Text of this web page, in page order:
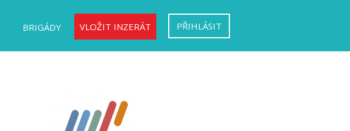
BRIGÁDY VLOŽIT INZERÁT PŘIHLÁSIT